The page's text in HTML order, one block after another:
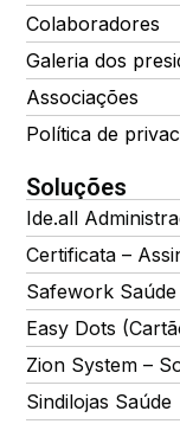
Colaboradores
Galeria dos
Associações
Política de
Soluções
Ide.all
Certificata –
Safework
Easy Dots
Zion System –
Sindilojas Saúde